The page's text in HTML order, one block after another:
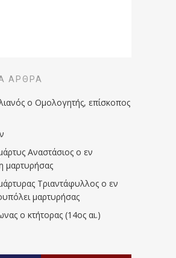
ΆΡΘΡΑ
ο Ομολογητής, επίσκοπος
Αναστάσιος ο εν
μαρτυρήσας
Τριαντάφυλλος ο εν
μαρτυρήσας
ο κτήτορας (14ος αι.)